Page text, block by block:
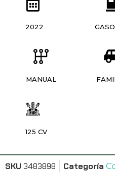
2022
MANUAL
125 CV
SKU 3483898 Categoría